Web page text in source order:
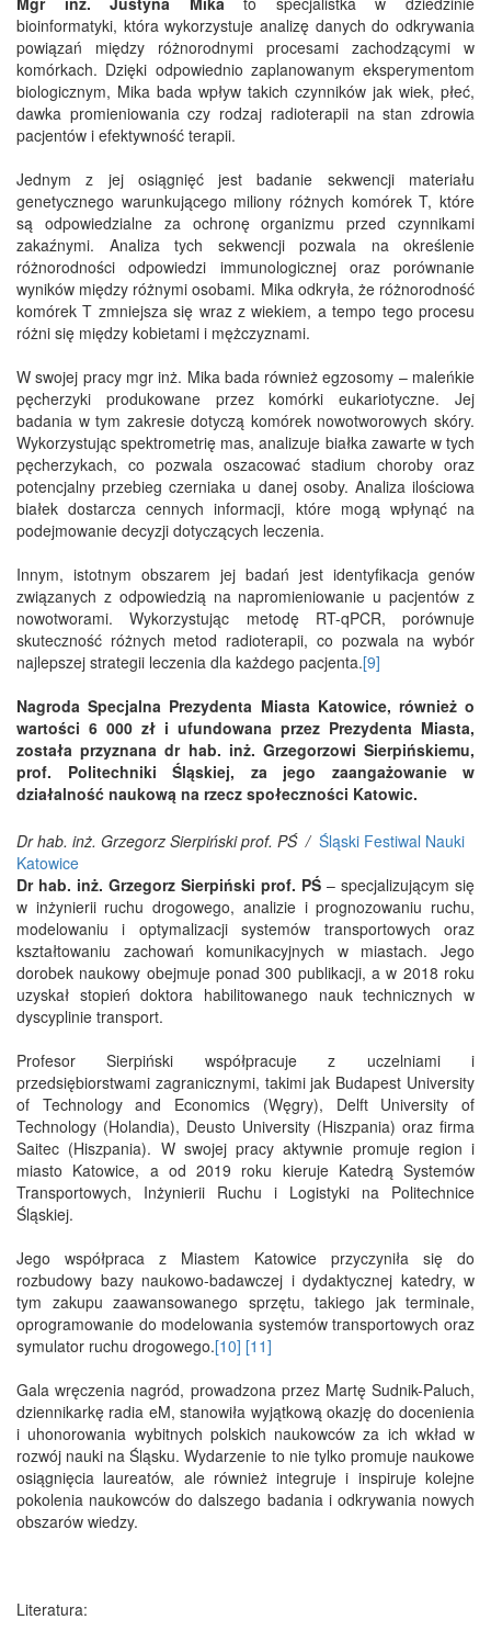
bioinformatyki, która wykorzystuje analizę danych do odkrywania
powiązań między różnorodnymi procesami zachodzącymi w
komórkach. Dzięki odpowiednio zaplanowanym eksperymentom
biologicznym, Mika bada wpływ takich czynników jak wiek, płeć,
dawka promieniowania czy rodzaj radioterapii na stan zdrowia
pacjentów i efektywność terapii.
Jednym z jej osiągnięć jest badanie sekwencji materiału
genetycznego warunkującego miliony różnych komórek T, które
są odpowiedzialne za ochronę organizmu przed czynnikami
zakaźnymi. Analiza tych sekwencji pozwala na określenie
różnorodności odpowiedzi immunologicznej oraz porównanie
wyników między różnymi osobami. Mika odkryła, że różnorodność
komórek T zmniejsza się wraz z wiekiem, a tempo tego procesu
różni się między kobietami i mężczyznami.
W swojej pracy mgr inż. Mika bada również egzosomy – maleńkie
pęcherzyki produkowane przez komórki eukariotyczne. Jej
badania w tym zakresie dotyczą komórek nowotworowych skóry.
Wykorzystując spektrometrię mas, analizuje białka zawarte w tych
pęcherzykach, co pozwala oszacować stadium choroby oraz
potencjalny przebieg czerniaka u danej osoby. Analiza ilościowa
białek dostarcza cennych informacji, które mogą wpłynąć na
podejmowanie decyzji dotyczących leczenia.
Innym, istotnym obszarem jej badań jest identyfikacja genów
związanych z odpowiedzią na napromieniowanie u pacjentów z
nowotworami. Wykorzystując metodę RT-qPCR, porównuje
skuteczność różnych metod radioterapii, co pozwala na wybór
najlepszej strategii leczenia dla każdego pacjenta.[9]
Nagroda Specjalna Prezydenta Miasta Katowice, również o
wartości 6 000 zł i ufundowana przez Prezydenta Miasta,
została przyznana dr hab. inż. Grzegorzowi Sierpińskiemu,
prof. Politechniki Śląskiej, za jego zaangażowanie w
działalność naukową na rzecz społeczności Katowic.
Dr hab. inż. Grzegorz Sierpiński prof. PŚ / Śląski Festiwal Nauki
Katowice
Dr hab. inż. Grzegorz Sierpiński prof. PŚ – specjalizującym się
w inżynierii ruchu drogowego, analizie i prognozowaniu ruchu,
modelowaniu i optymalizacji systemów transportowych oraz
kształtowaniu zachowań komunikacyjnych w miastach. Jego
dorobek naukowy obejmuje ponad 300 publikacji, a w 2018 roku
uzyskał stopień doktora habilitowanego nauk technicznych w
dyscyplinie transport.
Profesor Sierpiński współpracuje z uczelniami i
przedsiębiorstwami zagranicznymi, takimi jak Budapest University
of Technology and Economics (Węgry), Delft University of
Technology (Holandia), Deusto University (Hiszpania) oraz firma
Saitec (Hiszpania). W swojej pracy aktywnie promuje region i
miasto Katowice, a od 2019 roku kieruje Katedrą Systemów
Transportowych, Inżynierii Ruchu i Logistyki na Politechnice
Śląskiej.
Jego współpraca z Miastem Katowice przyczyniła się do
rozbudowy bazy naukowo-badawczej i dydaktycznej katedry, w
tym zakupu zaawansowanego sprzętu, takiego jak terminale,
oprogramowanie do modelowania systemów transportowych oraz
symulator ruchu drogowego.[10] [11]
Gala wręczenia nagród, prowadzona przez Martę Sudnik-Paluch,
dziennikarkę radia eM, stanowiła wyjątkową okazję do docenienia
i uhonorowania wybitnych polskich naukowców za ich wkład w
rozwój nauki na Śląsku. Wydarzenie to nie tylko promuje naukowe
osiągnięcia laureatów, ale również integruje i inspiruje kolejne
pokolenia naukowców do dalszego badania i odkrywania nowych
obszarów wiedzy.
Literatura: